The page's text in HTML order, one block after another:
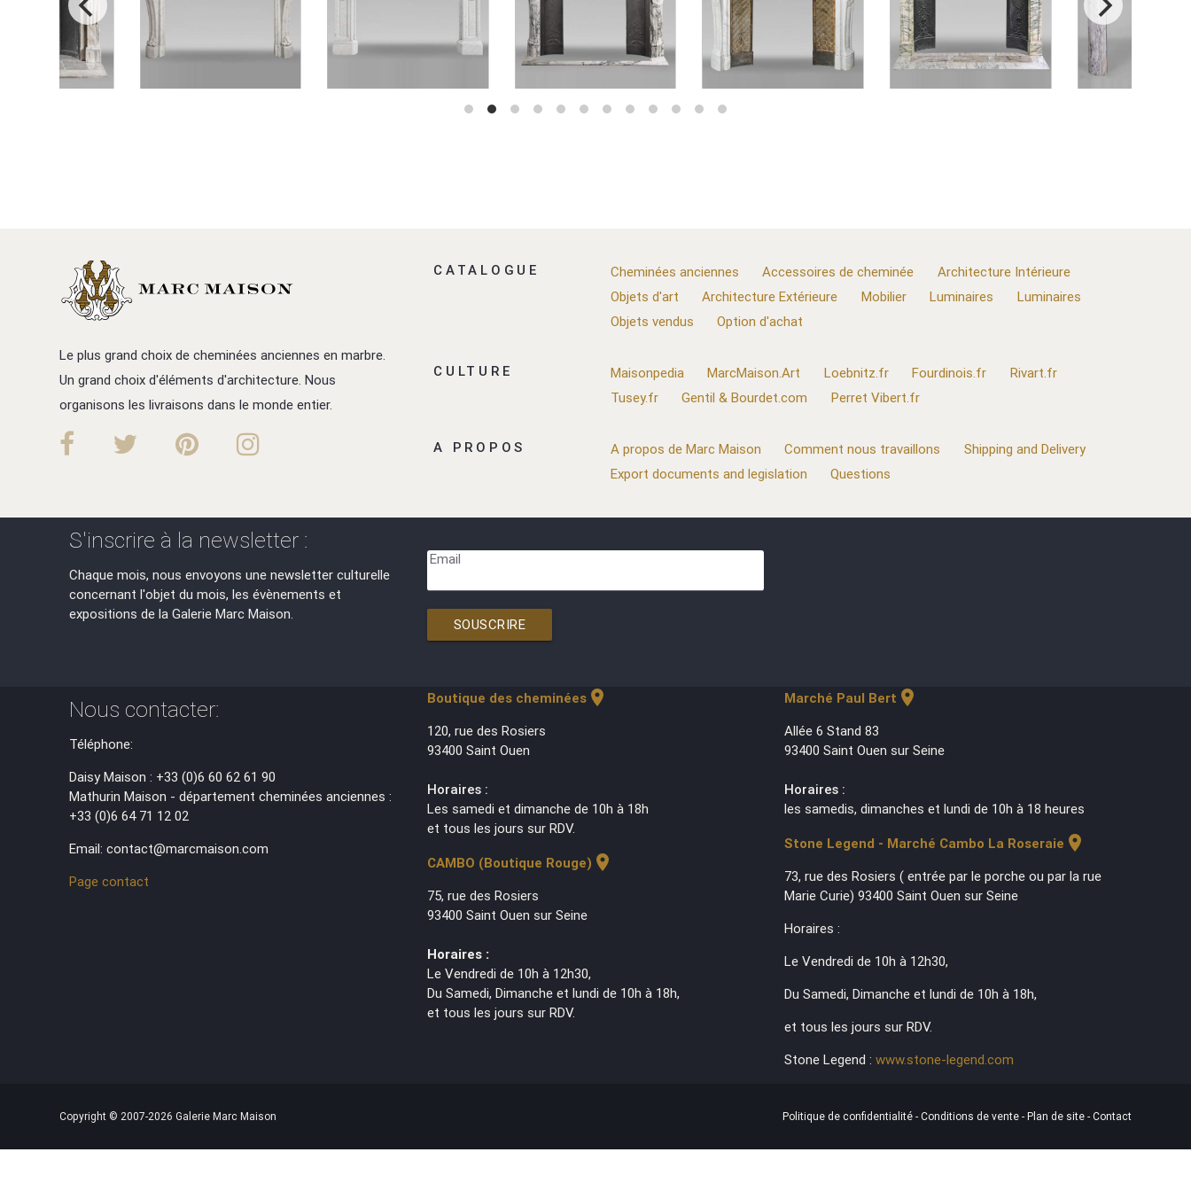
Le plus grand choix de cheminées anciennes en marbre.
Un grand choix d'éléments d'architecture. Nous
organisons les livraisons dans le monde entier.
CATALOGUE Cheminées anciennes Accessoires de cheminée
Architecture Intérieure
Objets d'art
Architecture Extérieure Mobilier Luminaires
Luminaires
Objets vendus
Option d'achat
CULTURE Maisonpedia MarcMaison.Art Loebnitz.fr Fourdinois.fr
Rivart.fr
Tusey.fr
Gentil & Bourdet.com Perret Vibert.fr
A PROPOS A propos de Marc Maison Comment nous travaillons
Shipping and Delivery
Export documents and legislation
Questions
S'inscrire à la newsletter :
Chaque mois, nous envoyons une newsletter culturelle
concernant l'objet du mois, les évènements et
expositions de la Galerie Marc Maison.
Email
SOUSCRIRE
Nous contacter:
Téléphone:
Daisy Maison : +33 (0)6 60 62 61 90
Mathurin Maison - département cheminées anciennes :
+33 (0)6 64 71 12 02
Email: contact@marcmaison.com
Page contact
Boutique des cheminéeslocation_on
120, rue des Rosiers
93400 Saint Ouen
Horaires :
Les samedi et dimanche de 10h à 18h
et tous les jours sur RDV.
CAMBO (Boutique Rouge) location_on
75, rue des Rosiers
93400 Saint Ouen sur Seine
Horaires :
Le Vendredi de 10h à 12h30,
Du Samedi, Dimanche et lundi de 10h à 18h,
et tous les jours sur RDV.
Marché Paul Bert location_on
Allée 6 Stand 83
93400 Saint Ouen sur Seine
Horaires :
les samedis, dimanches et lundi de 10h à 18 heures
Stone Legend - Marché Cambo La Roseraie location_on
73, rue des Rosiers ( entrée par le porche ou par la rue
Marie Curie) 93400 Saint Ouen sur Seine
Horaires :
Le Vendredi de 10h à 12h30,
Du Samedi, Dimanche et lundi de 10h à 18h,
et tous les jours sur RDV.
Stone Legend : www.stone-legend.com
Copyright © 2007-2026 Galerie Marc Maison Politique de confidentialité - Conditions de vente - Plan de site - Contact